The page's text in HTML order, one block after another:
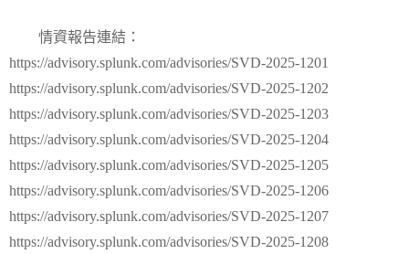
情資報告連結：
https://advisory.splunk.com/advisories/SVD-2025-1201
https://advisory.splunk.com/advisories/SVD-2025-1202
https://advisory.splunk.com/advisories/SVD-2025-1203
https://advisory.splunk.com/advisories/SVD-2025-1204
https://advisory.splunk.com/advisories/SVD-2025-1205
https://advisory.splunk.com/advisories/SVD-2025-1206
https://advisory.splunk.com/advisories/SVD-2025-1207
https://advisory.splunk.com/advisories/SVD-2025-1208